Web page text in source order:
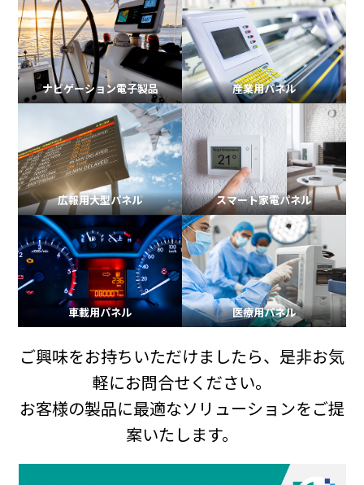
ナビゲーション電子製品 産業用パネル
広報用大型パネル スマート家電パネル
車載用パネル 医療用パネル
ご興味をお持ちいただけましたら、是非お気
軽にお問合せください。
お客様の製品に最適なソリューションをご提
案いたします。